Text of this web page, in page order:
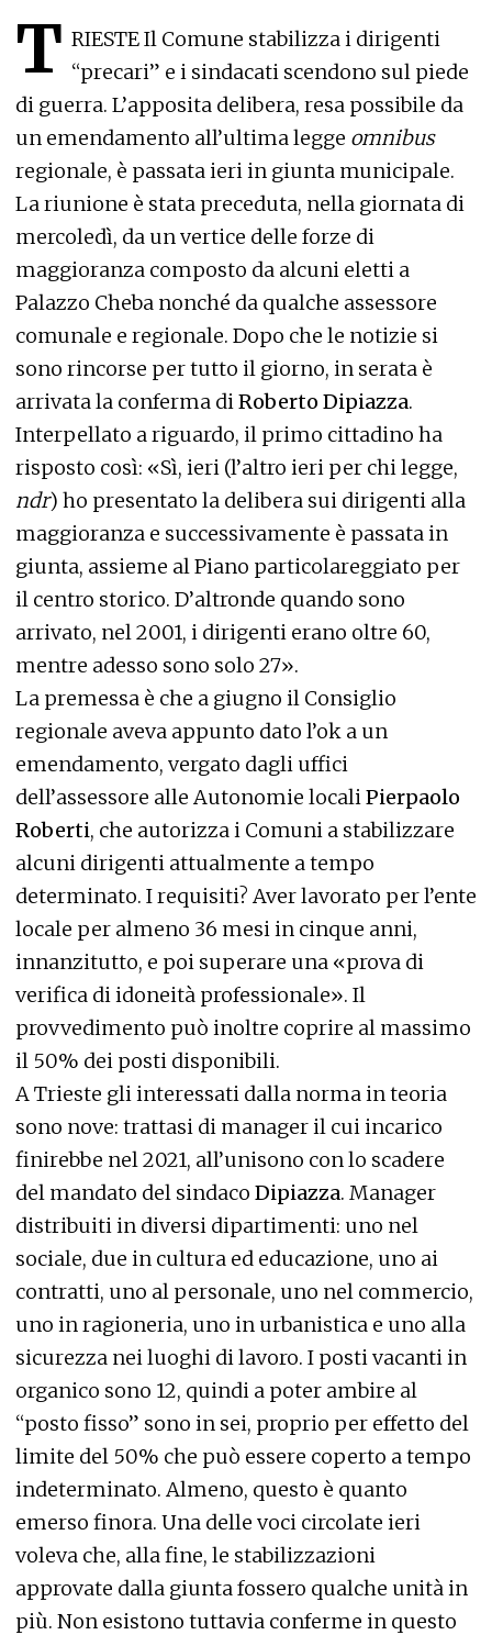
T RIESTE Il Comune stabilizza i dirigenti
“precari” e i sindacati scendono sul piede
di guerra. L’apposita delibera, resa possibile da
un emendamento all’ultima legge omnibus
regionale, è passata ieri in giunta municipale.
La riunione è stata preceduta, nella giornata di
mercoledì, da un vertice delle forze di
maggioranza composto da alcuni eletti a
Palazzo Cheba nonché da qualche assessore
comunale e regionale. Dopo che le notizie si
sono rincorse per tutto il giorno, in serata è
arrivata la conferma diRoberto Dipiazza.
Interpellato a riguardo, il primo cittadino ha
risposto così: «Sì, ieri (l’altro ieri per chi legge,
ndr) ho presentato la delibera sui dirigenti alla
maggioranza e successivamente è passata in
giunta, assieme al Piano particolareggiato per
il centro storico. D’altronde quando sono
arrivato, nel 2001, i dirigenti erano oltre 60,
mentre adesso sono solo 27».
La premessa è che a giugno il Consiglio
regionale aveva appunto dato l’ok a un
emendamento, vergato dagli uffici
dell’assessore alle Autonomie localiPierpaolo
Roberti, che autorizza i Comuni a stabilizzare
alcuni dirigenti attualmente a tempo
determinato. I requisiti? Aver lavorato per l’ente
locale per almeno 36 mesi in cinque anni,
innanzitutto, e poi superare una «prova di
verifica di idoneità professionale». Il
provvedimento può inoltre coprire al massimo
il 50% dei posti disponibili.
A Trieste gli interessati dalla norma in teoria
sono nove: trattasi di manager il cui incarico
finirebbe nel 2021, all’unisono con lo scadere
del mandato del sindaco Dipiazza. Manager
distribuiti in diversi dipartimenti: uno nel
sociale, due in cultura ed educazione, uno ai
contratti, uno al personale, uno nel commercio,
uno in ragioneria, uno in urbanistica e uno alla
sicurezza nei luoghi di lavoro. I posti vacanti in
organico sono 12, quindi a poter ambire al
“posto fisso” sono in sei, proprio per effetto del
limite del 50% che può essere coperto a tempo
indeterminato. Almeno, questo è quanto
emerso finora. Una delle voci circolate ieri
voleva che, alla fine, le stabilizzazioni
approvate dalla giunta fossero qualche unità in
più. Non esistono tuttavia conferme in questo